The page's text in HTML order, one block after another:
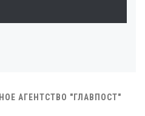
АГЕНТСТВО "ГЛАВПОСТ"